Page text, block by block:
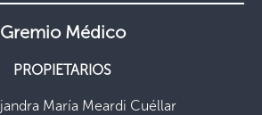
Gremio Médico
PROPIETARIOS
María Meardi Cuéllar